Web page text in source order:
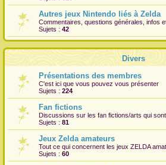
Autres jeux Nintendo liés à Zelda
Commentaires, questions générales, infos
Sujets : 42
Divers
Présentations des membres
C'est ici que vous pouvez vous présenter
Sujets : 224
Fan fictions
Discussions sur les fan fictions/arts qui sont
Sujets : 81
Jeux Zelda amateurs
Tout ce qui concernent les jeux ZELDA
Sujets : 60